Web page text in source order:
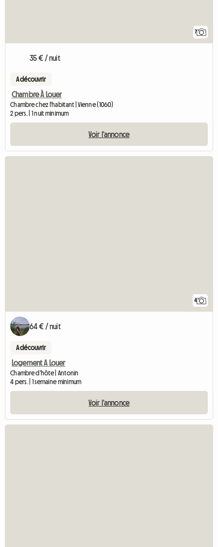
7
35 € / nuit
A découvrir
Chambre À Louer
Chambre chez l'habitant | Vienne (1060)
2 pers. | 1 nuit minimum
Voir l'annonce
4
64 € / nuit
A découvrir
Logement A Louer
Chambre d'hôte | Antonin
4 pers. | 1 semaine minimum
Voir l'annonce